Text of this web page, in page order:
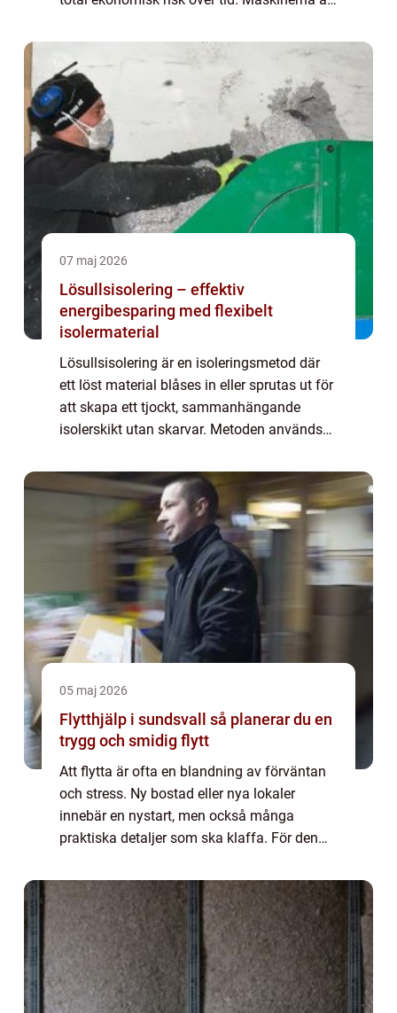
förarergonomi och effektiva hydraulik, vil...
07 maj 2026
Lösullsisolering – effektiv
energibesparing med flexibelt
isolermaterial
Lösullsisolering är en isoleringsmetod där
ett löst material blåses in eller sprutas ut för
att skapa ett tjockt, sammanhängande
isolerskikt utan skarvar. Metoden används
05 maj 2026
Flytthjälp i sundsvall så planerar du en
trygg och smidig flytt
Att flytta är ofta en blandning av förväntan
och stress. Ny bostad eller nya lokaler
innebär en nystart, men också många
praktiska detaljer som ska klaffa. För den
sätt att göra processen lugnare, säkrar...